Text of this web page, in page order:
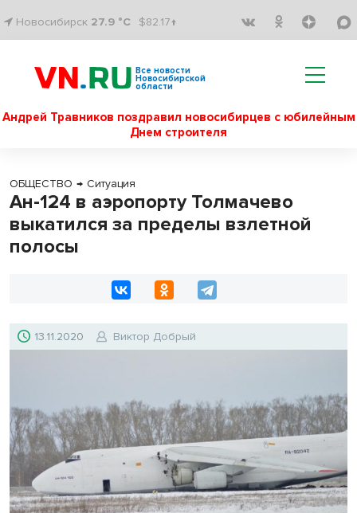
Новосибирск 27.9 °C $82.17↑
Все новости
Новосибирской
области
Андрей Травников поздравил новосибирцев с юбилейным
Днем строителя
ОБЩЕСТВО → Ситуация
Ан-124 в аэропорту Толмачево
выкатился за пределы взлетной
полосы
13.11.2020 Виктор Добрый